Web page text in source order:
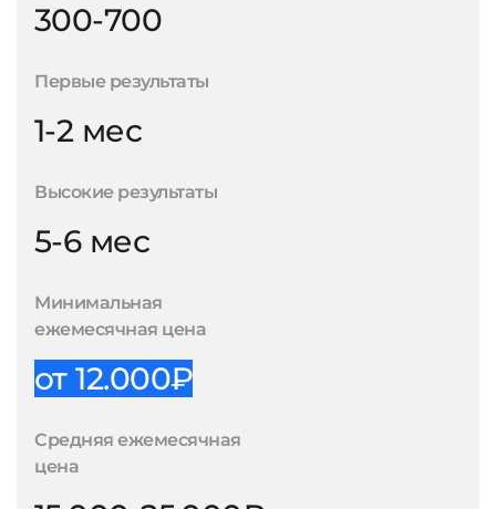
300-700
Первые результаты
1-2 мес
Высокие результаты
5-6 мес
Минимальная
ежемесячная цена
от 12.000₽
Средняя ежемесячная
цена